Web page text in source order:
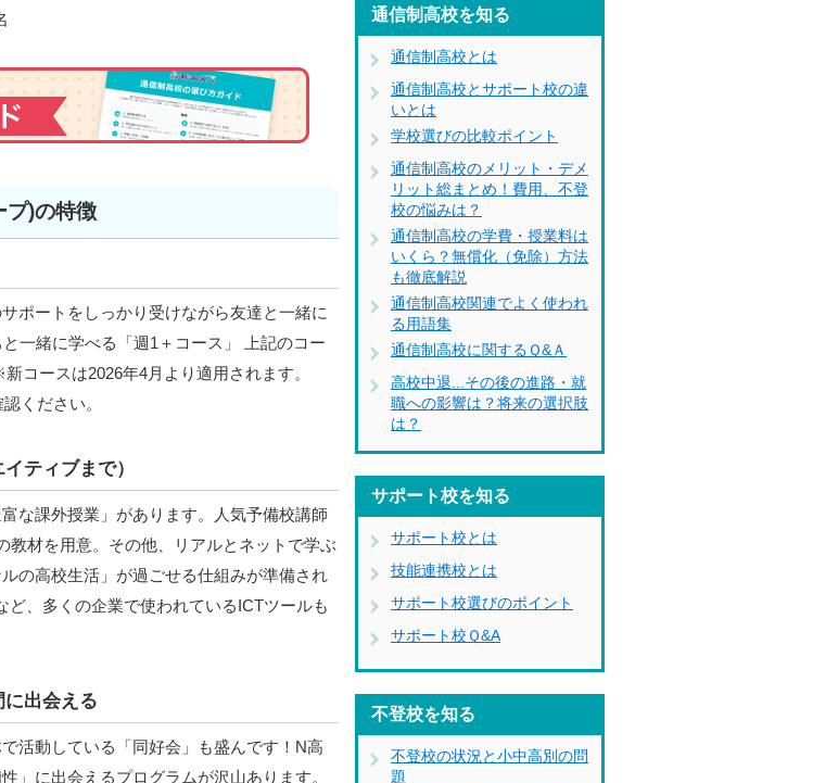
プ)の特徴
ポートをしっかり受けながら友達と一緒に
一緒に学べる「週1＋コース」 上記のコー
コースは2026年4月より適用されます。
ください。
ティブまで）
な課外授業」があります。人気予備校講師
教材を用意。その他、リアルとネットで学ぶ
の高校生活」が過ごせる仕組みが準備され
、多くの企業で使われているICTツールも
出会える
活動している「同好会」も盛んです！N高
」に出会えるプログラムが沢山あります。
通信制高校を知る
通信制高校とは
通信制高校とサポート校の違
いとは
学校選びの比較ポイント
通信制高校のメリット・デメ
リット総まとめ！費用、不登
校の悩みは？
通信制高校の学費・授業料は
いくら？無償化（免除）方法
も徹底解説
通信制高校関連でよく使われ
る用語集
通信制高校に関するＱ&Ａ
高校中退...その後の進路・就
職への影響は？将来の選択肢
は？
サポート校を知る
サポート校とは
技能連携校とは
サポート校選びのポイント
サポート校Ｑ&A
不登校を知る
不登校の状況と小中高別の問
題